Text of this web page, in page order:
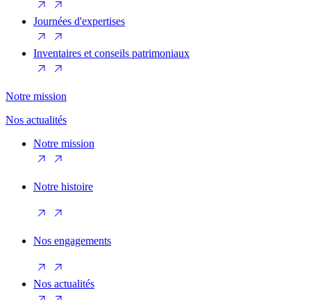
Journées d'expertises
Inventaires et conseils patrimoniaux
Notre mission
Nos actualités
Notre mission
Notre histoire
Nos engagements
Nos actualités